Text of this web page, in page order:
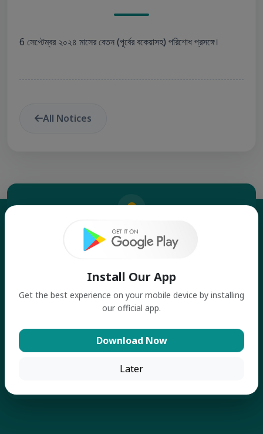
6 সেপ্টেম্বর ২০২৪ মাসের বেতন (পূর্বের বকেয়াসহ) পরিশোধ প্রসঙ্গে।
All Notices
Address
Banshgari, Bhairab, Kishoreganj
Phone Number
01309110275
Email Address
Install Our App
Get the best experience on your mobile device by installing
our official app.
Download Now
Later